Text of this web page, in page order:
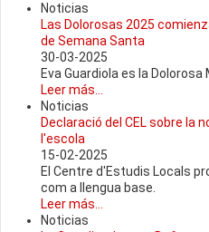
Noticias
Las Dolorosas 2025
de Semana Santa
30-03-2025
Eva Guardiola es la
Leer más...
Noticias
Declaració del CEL sobre la
l'escola
15-02-2025
El Centre d'Estudis Locals
com a llengua base.
Leer más...
Noticias